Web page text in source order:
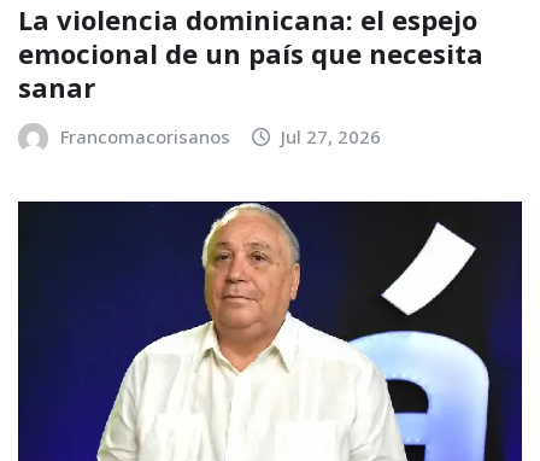
La violencia dominicana: el espejo
emocional de un país que necesita
sanar
Francomacorisanos Jul 27, 2026